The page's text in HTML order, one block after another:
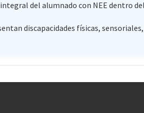
del alumnado con NEE dentro
discapacidades físicas,